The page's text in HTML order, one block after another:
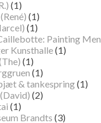
(1)
(1)
(1)
Painting Men
Kunsthalle(1)
(1)
(1)
& tankespring(1)
(2)
(1)
Brandts (3)